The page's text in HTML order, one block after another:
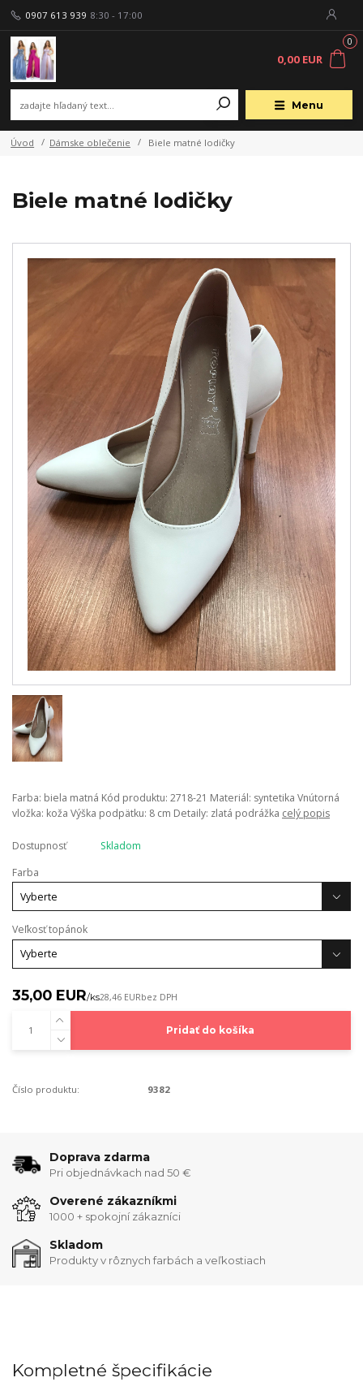
Menu
0907 613 939 8:30 - 17:00
0
0,00 EUR
Úvod Dámske oblečenie Biele matné lodičky
Biele matné lodičky
Farba: biela matná Kód produktu: 2718-21 Materiál: syntetika Vnútorná
vložka: koža Výška podpätku: 8 cm Detaily: zlatá podrážka celý popis
Dostupnosť
Skladom
Farba
Veľkosť topánok
35,00 EUR/ks28,46 EURbez DPH
Pridať do košíka
Číslo produktu: 9382
Doprava zdarma
Pri objednávkach nad 50 €
Overené zákazníkmi
1000 + spokojní zákazníci
Skladom
Produkty v rôznych farbách a veľkostiach
Kompletné špecifikácie